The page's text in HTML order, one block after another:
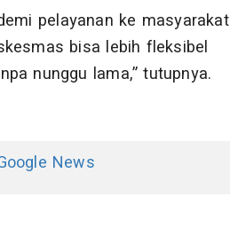
pelayanan ke masyarakat
bisa lebih fleksibel
nunggu lama,” tutupnya.
News